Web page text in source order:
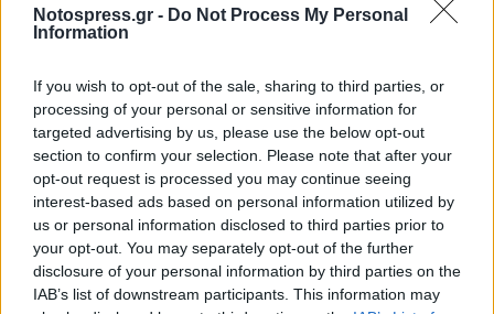
Notospress.gr - Do Not Process My Personal
Information
If you wish to opt-out of the sale, sharing to third parties, or
processing of your personal or sensitive information for
targeted advertising by us, please use the below opt-out
section to confirm your selection. Please note that after your
opt-out request is processed you may continue seeing
interest-based ads based on personal information utilized by
us or personal information disclosed to third parties prior to
your opt-out. You may separately opt-out of the further
disclosure of your personal information by third parties on the
IAB’s list of downstream participants. This information may
Σχετικά Άρθρα